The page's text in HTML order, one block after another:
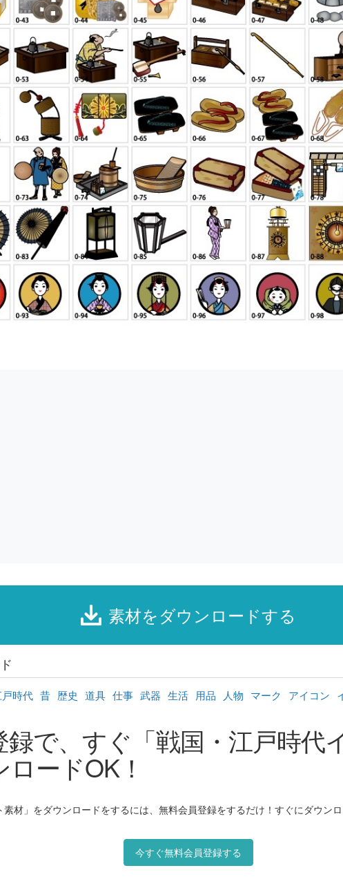
素材をダウンロードする
時代 昔 歴史 道具 仕事 武器 生活 用品 人物 マーク アイコン
録で、すぐ「戦国・江戸時代
ードOK！
素材」をダウンロードをするには、無料会員登録をするだけ！すぐにダウン
今すぐ無料会員登録する